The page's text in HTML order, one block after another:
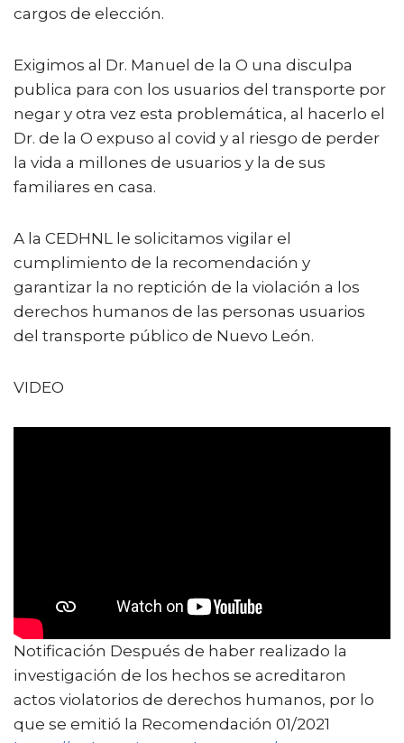
cargos de elección.
Exigimos al Dr. Manuel de la O una disculpa
publica para con los usuarios del transporte por
negar y otra vez esta problemática, al hacerlo el
Dr. de la O expuso al covid y al riesgo de perder
la vida a millones de usuarios y la de sus
familiares en casa.
A la CEDHNL le solicitamos vigilar el
cumplimiento de la recomendación y
garantizar la no reptición de la violación a los
derechos humanos de las personas usuarios
del transporte público de Nuevo León.
VIDEO
Notificación Después de haber realizado la
investigación de los hechos se acreditaron
actos violatorios de derechos humanos, por lo
que se emitió la Recomendación 01/2021